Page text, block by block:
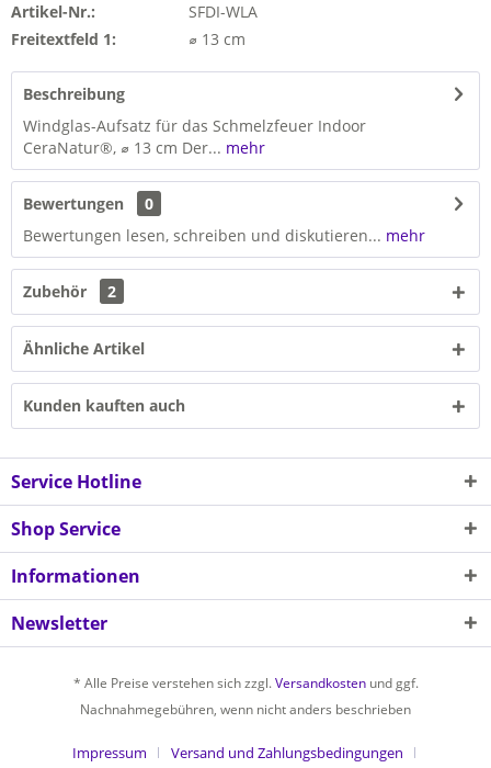
Artikel-Nr.:
SFDI-WLA
Freitextfeld 1:
⌀ 13 cm
Beschreibung
Windglas-Aufsatz für das Schmelzfeuer Indoor
CeraNatur®, ⌀ 13 cm Der... mehr
Bewertungen
0
Bewertungen lesen, schreiben und diskutieren... mehr
Zubehör 2
Ähnliche Artikel
Kunden kauften auch
Service Hotline
Shop Service
Informationen
Newsletter
* Alle Preise verstehen sich zzgl.Versandkostenund ggf.
Nachnahmegebühren, wenn nicht anders beschrieben
Impressum Versand und Zahlungsbedingungen